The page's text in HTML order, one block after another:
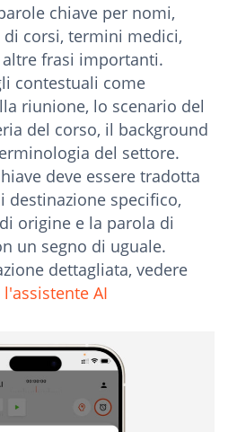
chiave per nomi,
corsi, termini medici,
frasi importanti.
contestuali come
riunione, lo scenario del
del corso, il background
del settore.
deve essere tradotta
destinazione specifico,
origine e la parola di
un segno di uguale.
dettagliata, vedere
AI